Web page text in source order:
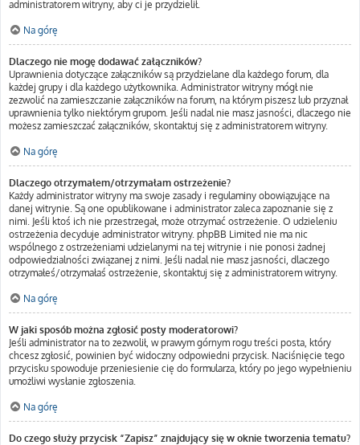
administratorem witryny, aby ci je przydzielił.
Na górę
Dlaczego nie mogę dodawać załączników?
Uprawnienia dotyczące załączników są przydzielane dla każdego forum, dla
każdej grupy i dla każdego użytkownika. Administrator witryny mógł nie
zezwolić na zamieszczanie załączników na forum, na którym piszesz lub przyznał
uprawnienia tylko niektórym grupom. Jeśli nadal nie masz jasności, dlaczego nie
możesz zamieszczać załączników, skontaktuj się z administratorem witryny.
Na górę
Dlaczego otrzymałem/otrzymałam ostrzeżenie?
Każdy administrator witryny ma swoje zasady i regulaminy obowiązujące na
danej witrynie. Są one opublikowane i administrator zaleca zapoznanie się z
nimi. Jeśli ktoś ich nie przestrzegał, może otrzymać ostrzeżenie. O udzieleniu
ostrzeżenia decyduje administrator witryny. phpBB Limited nie ma nic
wspólnego z ostrzeżeniami udzielanymi na tej witrynie i nie ponosi żadnej
odpowiedzialności związanej z nimi. Jeśli nadal nie masz jasności, dlaczego
otrzymałeś/otrzymałaś ostrzeżenie, skontaktuj się z administratorem witryny.
Na górę
W jaki sposób można zgłosić posty moderatorowi?
Jeśli administrator na to zezwolił, w prawym górnym rogu treści posta, który
chcesz zgłosić, powinien być widoczny odpowiedni przycisk. Naciśnięcie tego
przycisku spowoduje przeniesienie cię do formularza, który po jego wypełnieniu
umożliwi wysłanie zgłoszenia.
Na górę
Do czego służy przycisk “Zapisz” znajdujący się w oknie tworzenia tematu?